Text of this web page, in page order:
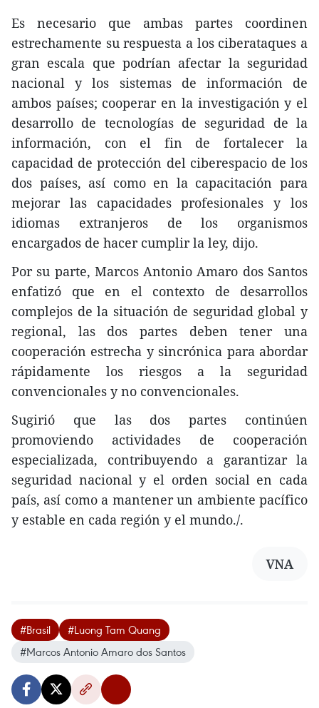
Es necesario que ambas partes coordinen
estrechamente su respuesta a los ciberataques a
gran escala que podrían afectar la seguridad
nacional y los sistemas de información de
ambos países; cooperar en la investigación y el
desarrollo de tecnologías de seguridad de la
información, con el fin de fortalecer la
capacidad de protección del ciberespacio de los
dos países, así como en la capacitación para
mejorar las capacidades profesionales y los
idiomas extranjeros de los organismos
encargados de hacer cumplir la ley, dijo.
Por su parte, Marcos Antonio Amaro dos Santos
enfatizó que en el contexto de desarrollos
complejos de la situación de seguridad global y
regional, las dos partes deben tener una
cooperación estrecha y sincrónica para abordar
rápidamente los riesgos a la seguridad
convencionales y no convencionales.
Sugirió que las dos partes continúen
promoviendo actividades de cooperación
especializada, contribuyendo a garantizar la
seguridad nacional y el orden social en cada
país, así como a mantener un ambiente pacífico
y estable en cada región y el mundo./.
VNA
#Brasil
#Luong Tam Quang
#Marcos Antonio Amaro dos Santos